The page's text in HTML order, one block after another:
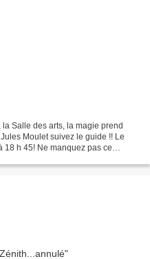
Salle des arts, la magie prend
Moulet suivez le guide !! Le
18 h 45! Ne manquez pas ce